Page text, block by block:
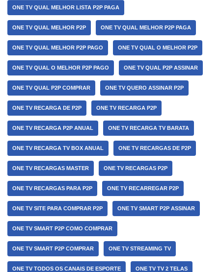
ONE TV QUAL MELHOR LISTA P2P PAGA
ONE TV QUAL MELHOR P2P ONE TV QUAL MELHOR P2P PAGA
ONE TV QUAL MELHOR P2P PAGO ONE TV QUAL O MELHOR P2P
ONE TV QUAL O MELHOR P2P PAGO ONE TV QUAL P2P ASSINAR
ONE TV QUAL P2P COMPRAR ONE TV QUERO ASSINAR P2P
ONE TV RECARGA DE P2P ONE TV RECARGA P2P
ONE TV RECARGA P2P ANUAL ONE TV RECARGA TV BARATA
ONE TV RECARGA TV BOX ANUAL ONE TV RECARGAS DE P2P
ONE TV RECARGAS MASTER ONE TV RECARGAS P2P
ONE TV RECARGAS PARA P2P ONE TV RECARREGAR P2P
ONE TV SITE PARA COMPRAR P2P ONE TV SMART P2P ASSINAR
ONE TV SMART P2P COMO COMPRAR
ONE TV SMART P2P COMPRAR ONE TV STREAMING TV
ONE TV TODOS OS CANAIS DE ESPORTE ONE TV TV 2 TELAS